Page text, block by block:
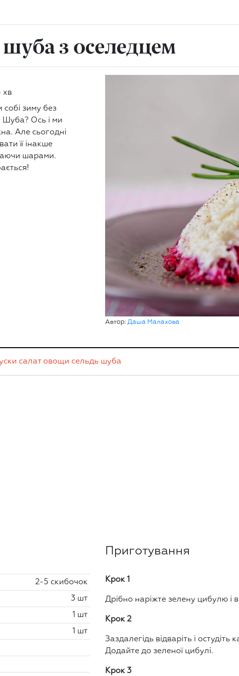
з оселедцем
Автор: Даша Малахова
хв
собі зиму без
Шуба? Ось і ми
Але сьогодні
її інакше
шарами.
салат овощи сельдь шуба
2-5 скибочок
3 шт
1 шт
1 шт
Приготування
Крок 1
Дрібно наріжте зелену цибулю і
Крок 2
Заздалегідь відваріть і остудіть
Додайте до зеленої цибулі.
Крок 3